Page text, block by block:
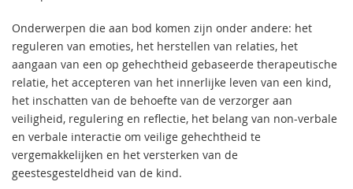
Onderwerpen die aan bod komen zijn onder andere: het
reguleren van emoties, het herstellen van relaties, het
aangaan van een op gehechtheid gebaseerde therapeutische
relatie, het accepteren van het innerlijke leven van een kind,
het inschatten van de behoefte van de verzorger aan
veiligheid, regulering en reflectie, het belang van non-verbale
en verbale interactie om veilige gehechtheid te
vergemakkelijken en het versterken van de
geestesgesteldheid van de kind.